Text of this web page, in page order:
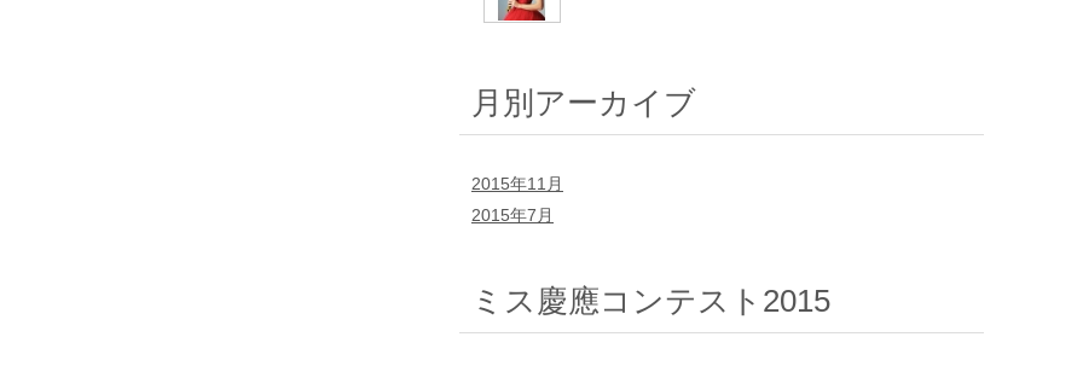
月別アーカイブ
2015年11月
2015年7月
ミス慶應コンテスト2015